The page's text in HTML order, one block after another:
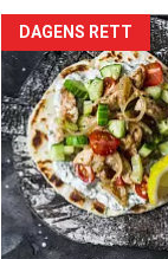
Forsiden
akkurat
nå
-
2
DAGENS RETT